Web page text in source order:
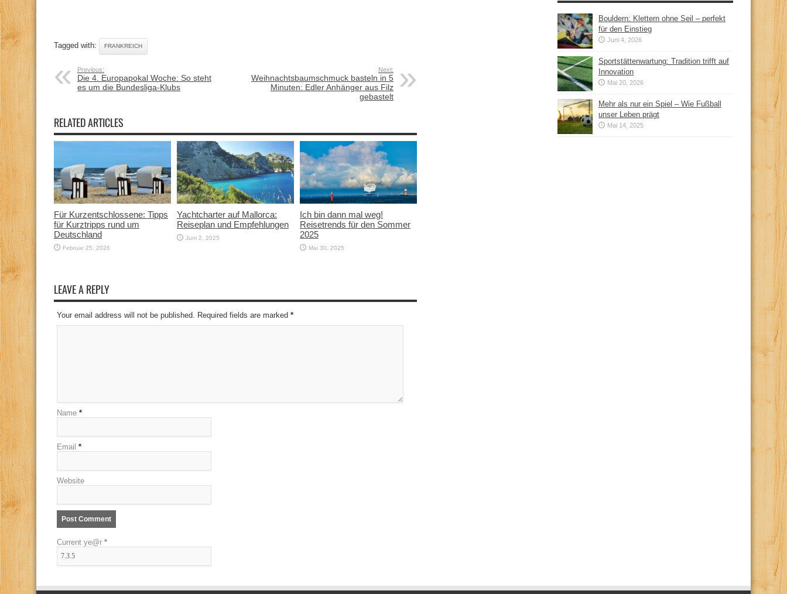
Tagged with: FRANKREICH
Previous:
Die 4. Europapokal Woche: So steht
es um die Bundesliga-Klubs
Next:
Weihnachtsbaumschmuck basteln in 5
Minuten: Edler Anhänger aus Filz
gebastelt
RELATED ARTICLES
Für Kurzentschlossene: Tipps
für Kurztripps rund um
Deutschland
Februar 25, 2026
Yachtcharter auf Mallorca:
Reiseplan und Empfehlungen
Juni 2, 2025
Ich bin dann mal weg!
Reisetrends für den Sommer
2025
Mai 30, 2025
LEAVE A REPLY
Your email address will not be published. Required fields are marked *
Name *
Email *
Website
Current ye@r *
Bouldern: Klettern ohne Seil – perfekt
für den Einstieg
Juni 4, 2026
Sportstättenwartung: Tradition trifft auf
Innovation
Mai 20, 2026
Mehr als nur ein Spiel – Wie Fußball
unser Leben prägt
Mai 14, 2025